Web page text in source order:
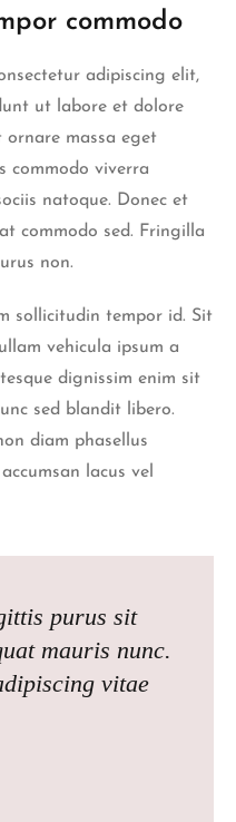
commodo
adipiscing elit,
ut labore et dolore
massa eget
commodo viverra
natoque. Donec et
commodo sed. Fringilla
non.
sollicitudin tempor id. Sit
vehicula ipsum a
dignissim enim sit
sed blandit libero.
diam phasellus
lacus vel
purus sit
mauris nunc.
vitae